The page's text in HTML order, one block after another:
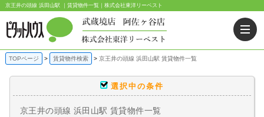
京王井の頭線 浜田山駅 ｜賃貸物件一覧｜株式会社東洋リーベスト
TOPページ 賃貸物件検索 京王井の頭線 浜田山駅 賃貸物件一覧
選択中の条件
京王井の頭線 浜田山駅 賃貸物件一覧